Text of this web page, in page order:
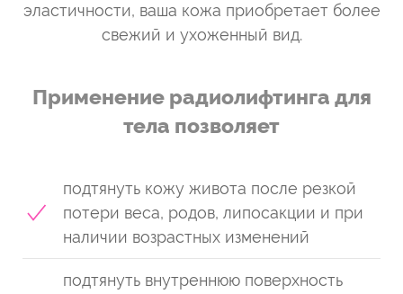
эластичности, ваша кожа приобретает более
свежий и ухоженный вид.
Применение радиолифтинга для
тела позволяет
подтянуть кожу живота после резкой
потери веса, родов, липосакции и при
наличии возрастных изменений
подтянуть внутреннюю поверхность